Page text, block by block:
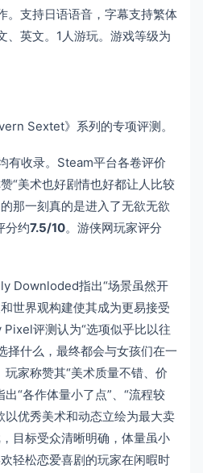
。支持日语语音，字幕支持繁体
、英文。1人游玩。游戏等级为
Sextet》系列的专项评测。
有收录。Steam平台各卷评价
“美术也好剧情也好都让人比较
那一刻真的是进入了无欲无欲
分约7.5/10。游侠网玩家评分
Downloded指出“场景虽然开
世界观构建使其成为更易接受
评测认为“选项似乎比以往
什么，最终都会与女孩们在一
玩家称赞其“美术质量不错、价
“各作体量小了点”、“流程较
以优秀美术和动态立绘为最大卖
目标受众清晰明确，体量虽小
轻松恋爱喜剧的玩家在闲暇时